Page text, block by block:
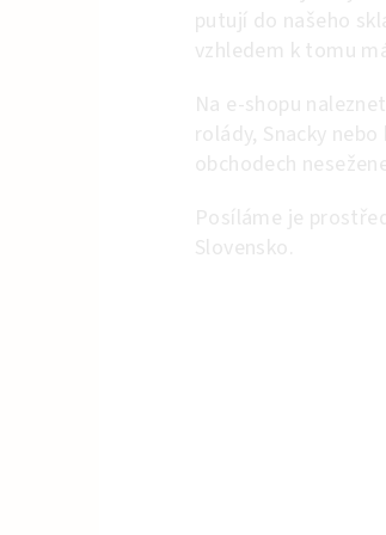
putují do našeho
vzhledem k tomu
Na e-shopu
rolády, Snacky
obchodech
Posíláme je
Slovensko.